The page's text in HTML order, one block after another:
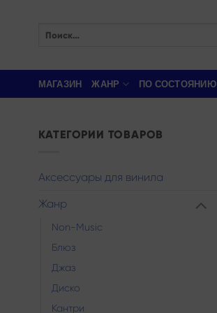
МАГАЗИН ЖАНР ПО СОСТОЯНИЮ
КАТЕГОРИИ ТОВАРОВ
Аксессуары для винила
Жанр
Non-Music
Блюз
Джаз
Диско
Кантри